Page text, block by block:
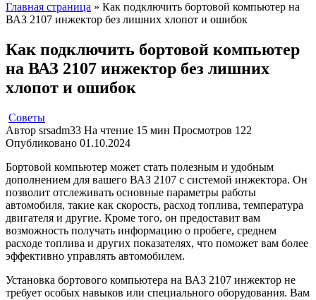
Главная страница » Как подключить бортовой компьютер на
ВАЗ 2107 инжектор без лишних хлопот и ошибок
Как подключить бортовой компьютер
на ВАЗ 2107 инжектор без лишних
хлопот и ошибок
Советы
Автор srsadm33 На чтение 15 мин Просмотров 122
Опубликовано 01.10.2024
Бортовой компьютер может стать полезным и удобным
дополнением для вашего ВАЗ 2107 с системой инжектора. Он
позволит отслеживать основные параметры работы
автомобиля, такие как скорость, расход топлива, температура
двигателя и другие. Кроме того, он предоставит вам
возможность получать информацию о пробеге, среднем
расходе топлива и других показателях, что поможет вам более
эффективно управлять автомобилем.
Установка бортового компьютера на ВАЗ 2107 инжектор не
требует особых навыков или специального оборудования. Вам